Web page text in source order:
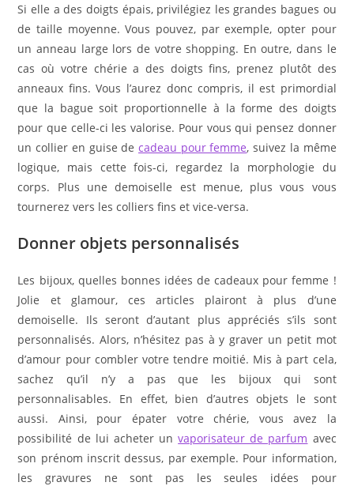
Si elle a des doigts épais, privilégiez les grandes bagues ou
de taille moyenne. Vous pouvez, par exemple, opter pour
un anneau large lors de votre shopping. En outre, dans le
cas où votre chérie a des doigts fins, prenez plutôt des
anneaux fins. Vous l’aurez donc compris, il est primordial
que la bague soit proportionnelle à la forme des doigts
pour que celle-ci les valorise. Pour vous qui pensez donner
un collier en guise de cadeau pour femme, suivez la même
logique, mais cette fois-ci, regardez la morphologie du
corps. Plus une demoiselle est menue, plus vous vous
tournerez vers les colliers fins et vice-versa.
Donner objets personnalisés
Les bijoux, quelles bonnes idées de cadeaux pour femme !
Jolie et glamour, ces articles plairont à plus d’une
demoiselle. Ils seront d’autant plus appréciés s’ils sont
personnalisés. Alors, n’hésitez pas à y graver un petit mot
d’amour pour combler votre tendre moitié. Mis à part cela,
sachez qu’il n’y a pas que les bijoux qui sont
personnalisables. En effet, bien d’autres objets le sont
aussi. Ainsi, pour épater votre chérie, vous avez la
possibilité de lui acheter unvaporisateur de parfum avec
son prénom inscrit dessus, par exemple. Pour information,
les gravures ne sont pas les seules idées pour